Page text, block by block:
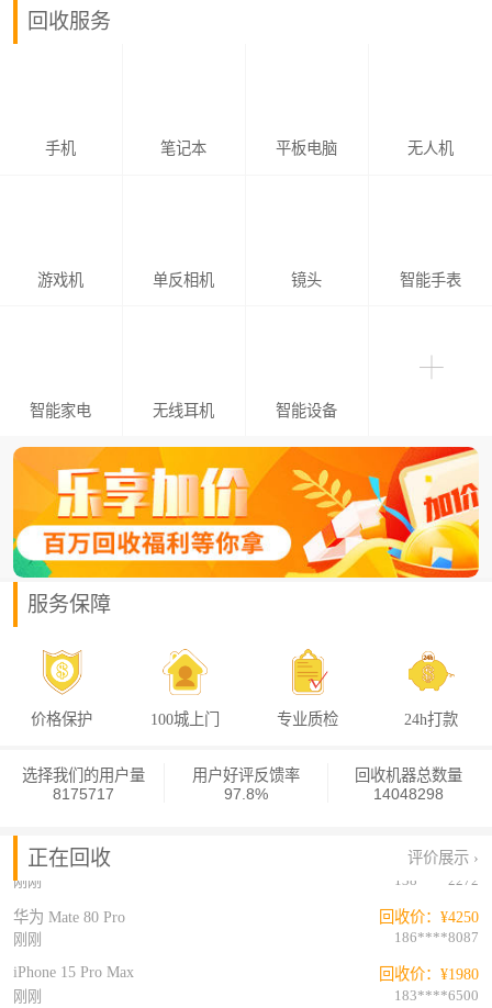
回收服务
手机 笔记本 平板电脑 无人机
游戏机 单反相机 镜头 智能手表
智能家电 无线耳机 智能设备
服务保障
价格保护 100城上门 专业质检 24h打款
选择我们的用户量
8175717
用户好评反馈率
97.8%
回收机器总数量
14048298
正在回收 评价展示 ›
红米 K80 Pro（5G版） 回收价：¥1400
刚刚 170****7842
红米 K80 Pro（5G版） 回收价：¥1050
刚刚
红米 K80 Pro（5G版）
188****7455
vivo Y300t 回收价：¥390
刚刚 177****9800
刚刚 137****6917
红米 Note9 Pro (5G版) 回收价：¥140
华为 Mate 80 Pro 回收价：¥4300
刚刚 138****2272
华为 Mate 80 Pro 回收价：¥4250
刚刚 186****8087
iPhone 15 Pro Max 回收价：¥1980
刚刚 183****6500